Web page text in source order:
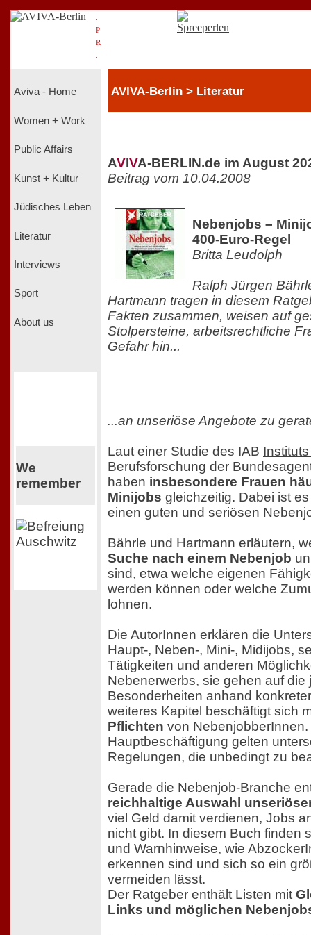
P
R
Aviva - Home
Women + Work
Public Affairs
Kunst + Kultur
Jüdisches Leben
Literatur
Interviews
Sport
About us
We
remember
AVIVA-Berlin > Literatur
AVIVA-BERLIN.de im August
Beitrag vom 10.04.2008
Nebenjobs –
400-Euro-Regel
Britta Leudolph
Ralph Jürgen
Hartmann tragen in diesem
Fakten zusammen, weisen auf
Stolpersteine, arbeitsrechtliche
Gefahr hin...
...an unseriöse Angebote zu
Laut einer Studie des IAB
Berufsforschung der
haben insbesondere Frauen
Minijobs gleichzeitig. Dabei ist
einen guten und seriösen
Bährle und Hartmann erläutern,
Suche nach einem Nebenjob
sind, etwa welche eigenen
werden können oder welche
lohnen.
Die AutorInnen erklären die
Haupt-, Neben-, Mini-, Midijobs,
Tätigkeiten und anderen
Nebenerwerbs, sie gehen auf die
Besonderheiten anhand
weiteres Kapitel beschäftigt sich
Pflichten von
Hauptbeschäftigung gelten
Regelungen, die unbedingt zu
Gerade die Nebenjob-Branche
reichhaltige Auswahl
viel Geld damit verdienen, Jobs
nicht gibt. In diesem Buch finden
und Warnhinweise, wie
erkennen sind und sich so ein
vermeiden lässt.
Der Ratgeber enthält Listen mit
Links und möglichen